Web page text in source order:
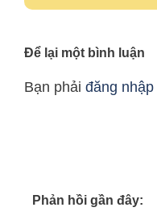
Để lại một bình luận
Bạn phải đăng nhập
Phản hồi gần đây: